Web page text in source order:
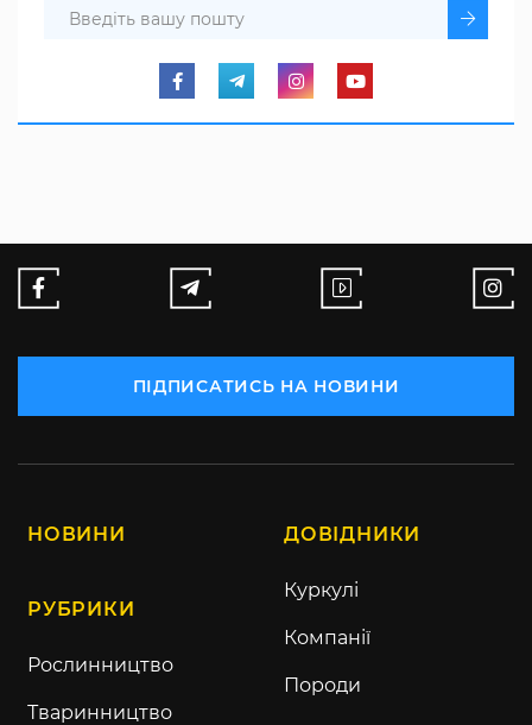
ПІДПИСАТИСЬ НА НОВИНИ
НОВИНИ
РУБРИКИ
Рослинництво
Тваринництво
ДОВІДНИКИ
Куркулі
Компанії
Породи